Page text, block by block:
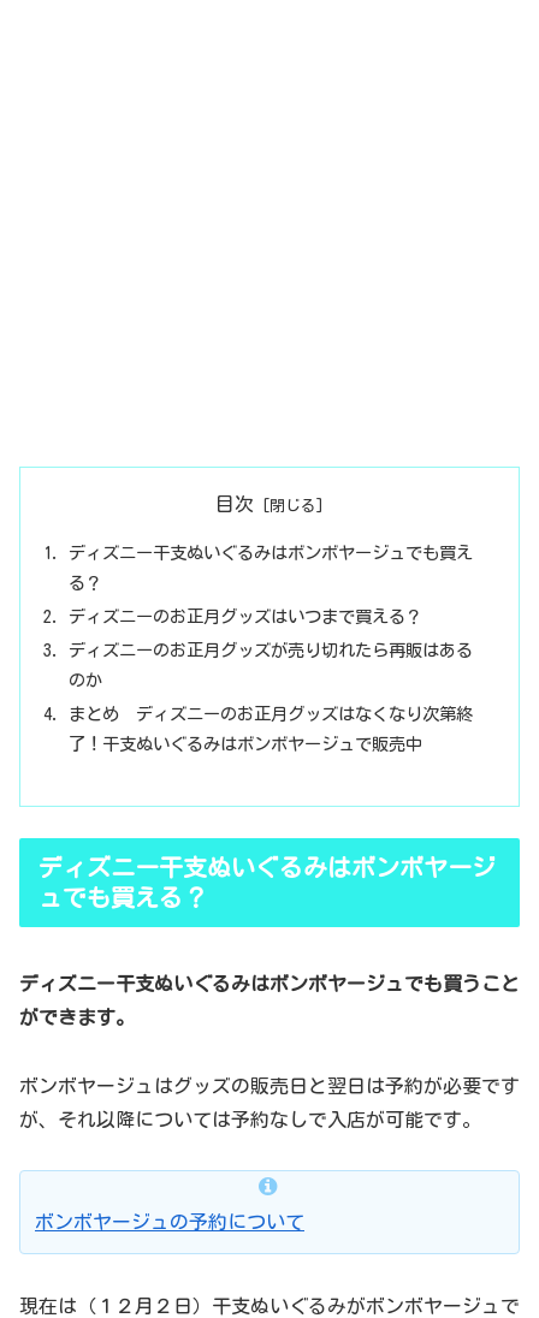
目次
ディズニー干支ぬいぐるみはボンボヤージュでも買え
る？
ディズニーのお正月グッズはいつまで買える？
ディズニーのお正月グッズが売り切れたら再販はある
のか
まとめ ディズニーのお正月グッズはなくなり次第終
了！干支ぬいぐるみはボンボヤージュで販売中
ディズニー干支ぬいぐるみはボンボヤージ
ュでも買える？
ディズニー干支ぬいぐるみはボンボヤージュでも買うこと
ができます。
ボンボヤージュはグッズの販売日と翌日は予約が必要です
が、それ以降については予約なしで入店が可能です。
ボンボヤージュの予約について
現在は（１２月２日）干支ぬいぐるみがボンボヤージュで